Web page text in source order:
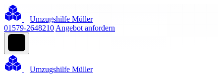
Umzugshilfe Müller
01579-2648210 Angebot anfordern
Umzugshilfe Müller